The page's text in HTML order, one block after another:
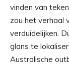
vinden van
zou het verhaal
verduidelijken.
glans te
Australische